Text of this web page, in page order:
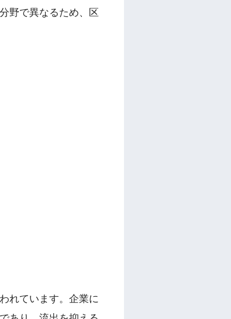
野で異なるため、区
れています。企業に